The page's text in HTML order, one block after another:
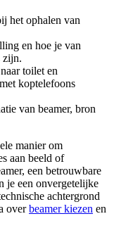
het ophalen van
en hoe je van
zijn.
toilet en
koptelefoons
van beamer, bron
manier om
aan beeld of
een betrouwbare
je een onvergetelijke
achtergrond
overbeamer kiezen en